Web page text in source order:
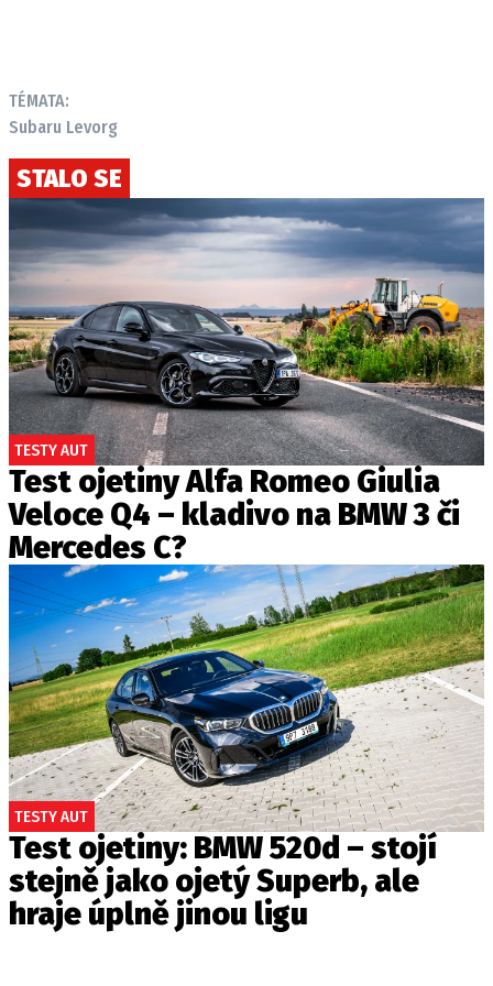
TÉMATA:
Subaru Levorg
STALO SE
TESTY AUT
Test ojetiny Alfa Romeo Giulia
Veloce Q4 – kladivo na BMW 3 či
Mercedes C?
TESTY AUT
Test ojetiny: BMW 520d – stojí
stejně jako ojetý Superb, ale
hraje úplně jinou ligu